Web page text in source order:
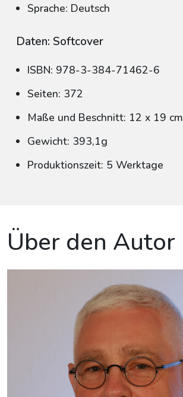
Sprache: Deutsch
Daten: Softcover
ISBN: 978-3-384-71462-6
Seiten: 372
Maße und Beschnitt: 12 x 19 cm
Gewicht: 393,1g
Produktionszeit: 5 Werktage
Über den Autor